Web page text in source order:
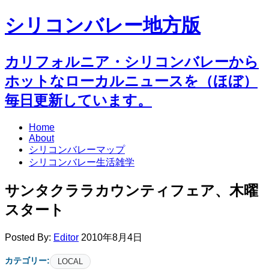
シリコンバレー地方版
カリフォルニア・シリコンバレーから
ホットなローカルニュースを（ほぼ）
毎日更新しています。
Home
About
シリコンバレーマップ
シリコンバレー生活雑学
サンタクララカウンティフェア、木曜
スタート
Posted By: Editor 2010年8月4日
カテゴリー: LOCAL